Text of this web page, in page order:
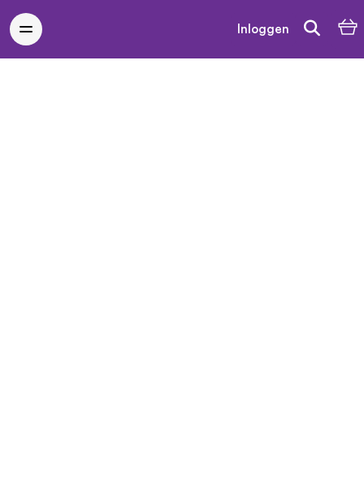
Inloggen